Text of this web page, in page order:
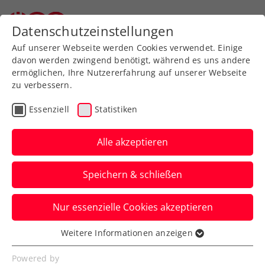
Zurück zur Newsübersicht
Turniere
Upper Austria Ladies
Linz: Kraus und Kerber
am Dienstag im Einsatz
Indes backen die Stars des WTA-500-
Turniers in Oberösterreich am „Stadt Linz
Tag“ Brötchen.
Verfasst von: Presseaussendung / Redaktion, 29.01.2024
Datenschutzeinstellungen
Auf unserer Webseite werden Cookies verwendet. Einige
davon werden zwingend benötigt, während es uns andere
ermöglichen, Ihre Nutzererfahrung auf unserer Webseite
zu verbessern.
Essenziell Statistiken
Alle akzeptieren
Speichern & schließen
Nur essenzielle Cookies akzeptieren
Essenziell
Essenzielle Cookies werden für grundlegende
Weitere Informationen anzeigen
Powered by